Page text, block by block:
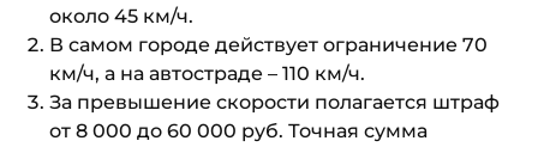
около 45 км/ч.
В самом городе действует ограничение 70
км/ч, а на автостраде – 110 км/ч.
За превышение скорости полагается штраф
от 8 000 до 60 000 руб. Точная сумма